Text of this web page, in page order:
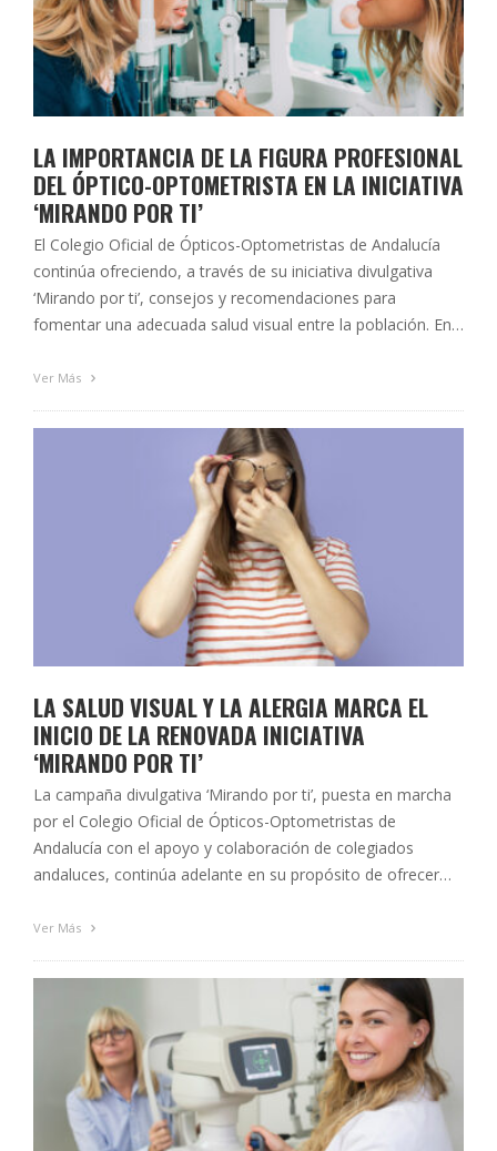
LA IMPORTANCIA DE LA FIGURA PROFESIONAL
DEL ÓPTICO-OPTOMETRISTA EN LA INICIATIVA
‘MIRANDO POR TI’
El Colegio Oficial de Ópticos-Optometristas de Andalucía
continúa ofreciendo, a través de su iniciativa divulgativa
‘Mirando por ti’, consejos y recomendaciones para
fomentar una adecuada salud visual entre la población. En
figura del óptico-optometrista dentro de la sociedad. ¿Por
Ver Más
LA SALUD VISUAL Y LA ALERGIA MARCA EL
INICIO DE LA RENOVADA INICIATIVA
‘MIRANDO POR TI’
La campaña divulgativa ‘Mirando por ti’, puesta en marcha
por el Colegio Oficial de Ópticos-Optometristas de
Andalucía con el apoyo y colaboración de colegiados
andaluces, continúa adelante en su propósito de ofrecer
visual para la población. Tras más de un año de
Ver Más